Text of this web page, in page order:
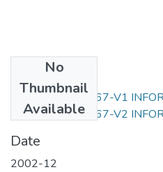
No
Thumbnail
Available
1101-05-10067-V1
1101-05-10067-V2
Date
2002-12